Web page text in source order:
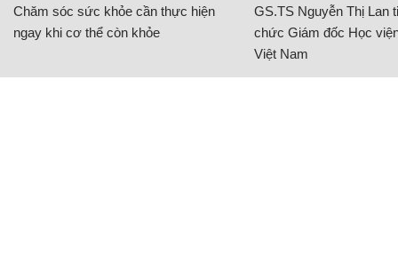
Chăm sóc sức khỏe cần thực hiện
ngay khi cơ thể còn khỏe
GS.TS Nguyễn Thị Lan
chức Giám đốc Học
Việt Nam